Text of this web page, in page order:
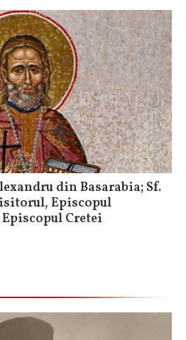
din Basarabia; Sf.
Episcopul
Cretei